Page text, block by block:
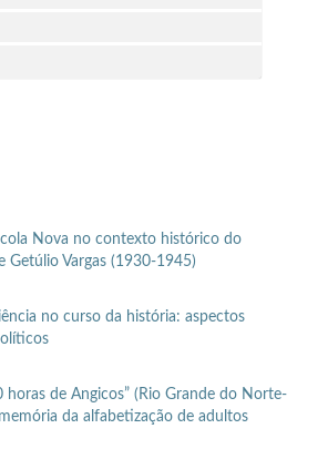
Nova no contexto histórico do
Getúlio Vargas (1930-1945)
no curso da história: aspectos
horas de Angicos” (Rio Grande do Norte-
da alfabetização de adultos